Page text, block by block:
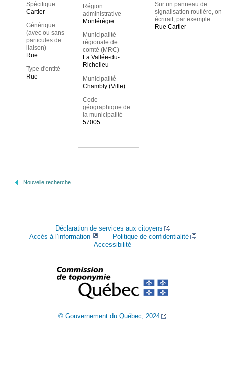
Spécifique
Cartier
Générique
(avec ou sans
particules de
liaison)
Rue
Type d'entité
Rue
Région
administrative
Montérégie
Municipalité
régionale de
comté (MRC)
La Vallée-du-
Richelieu
Municipalité
Chambly (Ville)
Code
géographique de
la municipalité
57005
Sur un panneau de
signalisation routière, on
écrirait, par exemple :
Rue Cartier
Nouvelle recherche
Déclaration de services aux citoyens
Accès à l’information
Politique de confidentialité
Accessibilité
© Gouvernement du Québec, 2024